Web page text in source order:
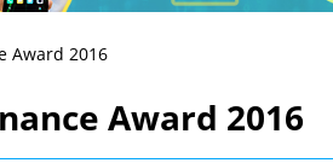
Award 2016
Award 2016